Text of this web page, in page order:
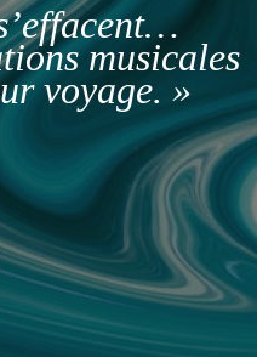
musicales
voyage. »